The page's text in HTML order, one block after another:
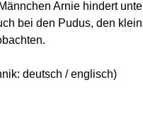
Arnie hindert
bei den Pudus, den
deutsch / englisch)